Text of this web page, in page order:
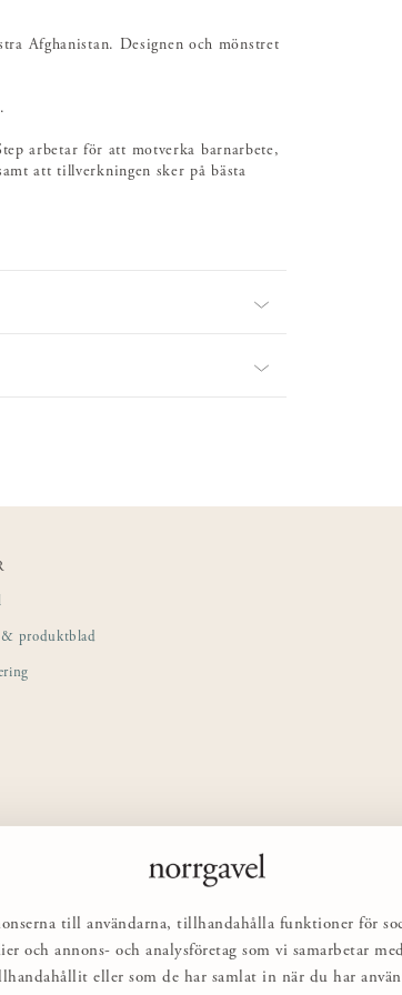
till användarna, tillhandahålla funktioner för
och annons- och analysföretag som vi samarbetar
eller som de har samlat in när du har
Afghanistan. Designen och mönstret
arbetar för att motverka barnarbete,
att tillverkningen sker på bästa
& produktblad